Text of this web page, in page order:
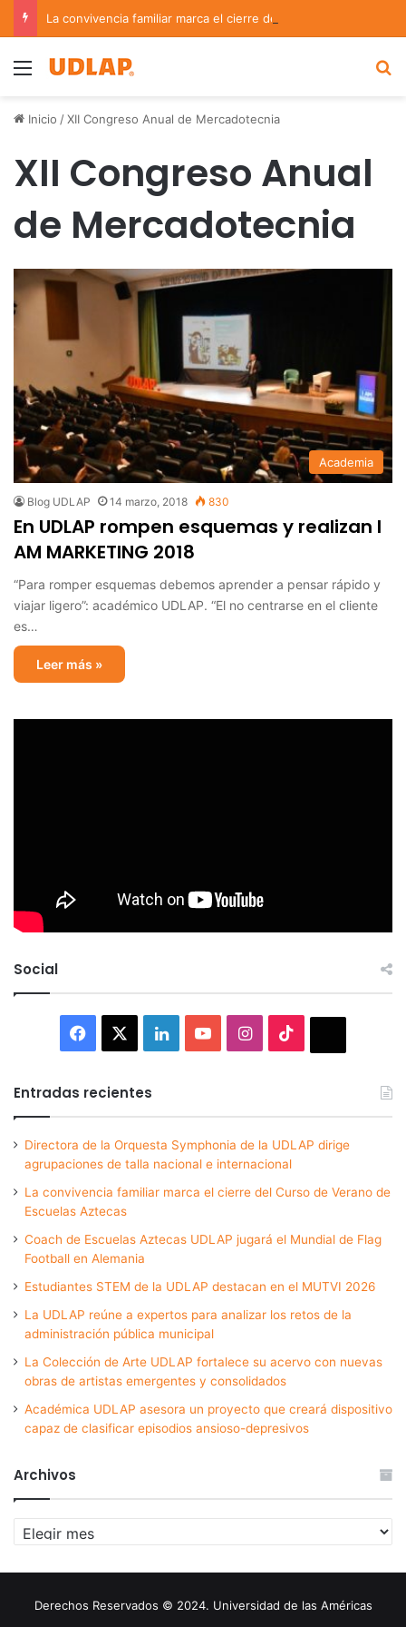
Menu
Inicio /XII Congreso Anual de Mercadotecnia
XII Congreso Anual
de Mercadotecnia
Academia
Blog UDLAP 14 marzo, 2018 830
En UDLAP rompen esquemas y realizan I
AM MARKETING 2018
“Para romper esquemas debemos aprender a pensar rápido y
viajar ligero”: académico UDLAP. “El no centrarse en el cliente
es…
Leer más »
Social
Facebook LinkedInYouTubeInstagram
Entradas recientes
Directora de la Orquesta Symphonia de la UDLAP dirige
agrupaciones de talla nacional e internacional
La convivencia familiar marca el cierre del Curso de Verano de
Escuelas Aztecas
Coach de Escuelas Aztecas UDLAP jugará el Mundial de Flag
Football en Alemania
Estudiantes STEM de la UDLAP destacan en el MUTVI 2026
La UDLAP reúne a expertos para analizar los retos de la
administración pública municipal
La Colección de Arte UDLAP fortalece su acervo con nuevas
obras de artistas emergentes y consolidados
Académica UDLAP asesora un proyecto que creará dispositivo
capaz de clasificar episodios ansioso-depresivos
Archivos
Archivos
Derechos Reservados © 2024. Universidad de las Américas